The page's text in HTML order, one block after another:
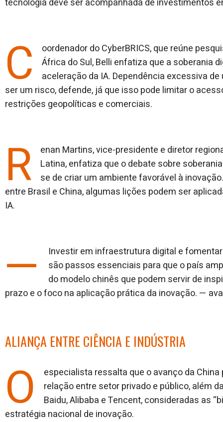
tecnologia deve ser acompanhada de investimentos
C
oordenador do CyberBRICS, que reúne
África do Sul, Belli enfatiza que a soberania
aceleração da IA. Dependência excessiva
ser um risco, defende, já que isso pode limitar o
restrições geopolíticas e comerciais.
R
enan Martins, vice-presidente e diretor
Latina, enfatiza que o debate sobre
se de criar um ambiente favorável à
entre Brasil e China, algumas lições podem ser
IA.
—
Investir em infraestrutura digital e
são passos essenciais para que o país
do modelo chinês que podem servir de
prazo e o foco na aplicação prática da inovação. —
ALIANÇA ENTRE CIÊNCIA E INDÚSTRIA
O
especialista ressalta que o avanço da
relação entre setor privado e público, além
Baidu, Alibaba e Tencent, consideradas as
estratégia nacional de inovação.